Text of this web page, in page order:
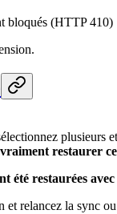
bloqués (HTTP 410)
plusieurs
restaurer
été restaurées avec
relancez la sync